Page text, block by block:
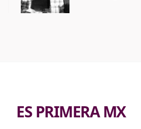
ES PRIMERA MX